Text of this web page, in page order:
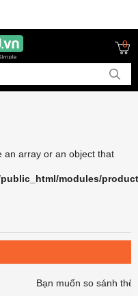
0
an array or an object that
modules/
Bạn muốn so sánh